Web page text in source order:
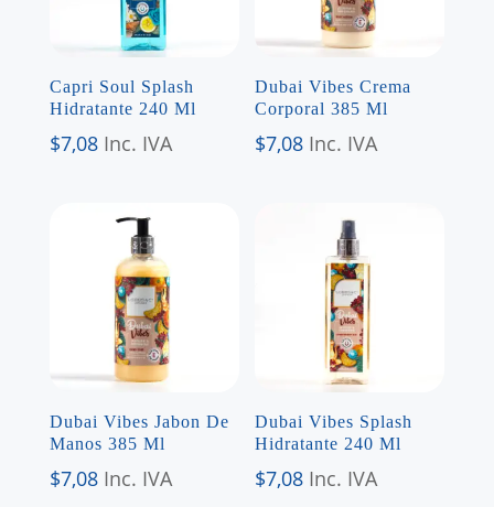
Capri Soul Splash
Hidratante 240 Ml
$7,08 Inc. IVA
Dubai Vibes Crema
Corporal 385 Ml
$7,08 Inc. IVA
Dubai Vibes Jabon De
Manos 385 Ml
$7,08 Inc. IVA
Dubai Vibes Splash
Hidratante 240 Ml
$7,08 Inc. IVA